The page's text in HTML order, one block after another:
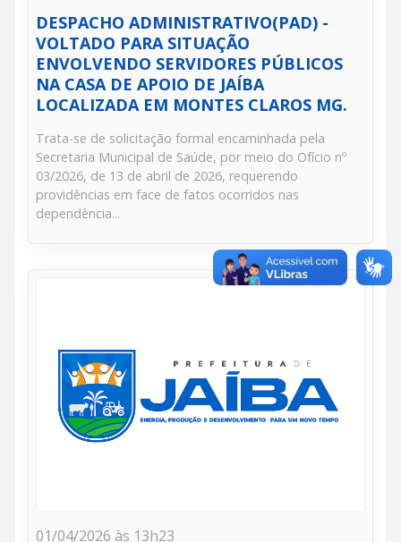
DESPACHO ADMINISTRATIVO(PAD) -
VOLTADO PARA SITUAÇÃO
ENVOLVENDO SERVIDORES PÚBLICOS
NA CASA DE APOIO DE JAÍBA
LOCALIZADA EM MONTES CLAROS MG.
Trata-se de solicitação formal encaminhada pela
Secretaria Municipal de Saúde, por meio do Ofício nº
03/2026, de 13 de abril de 2026, requerendo
providências em face de fatos ocorridos nas
dependência...
01/04/2026 às 13h23